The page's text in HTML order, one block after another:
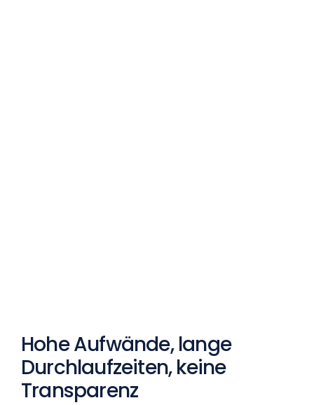
Hohe Aufwände, lange
Durchlaufzeiten, keine
Transparenz